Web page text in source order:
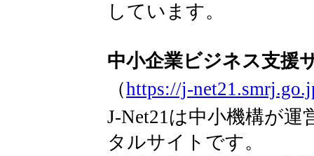
しています。
中小企業ビジネス支援
（https://j-
J-Net21は中小機構が
タルサイトです。